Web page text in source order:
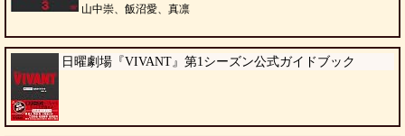
山中崇、飯沼愛、真凛
日曜劇場『VIVANT』第1シーズン公式ガイドブック